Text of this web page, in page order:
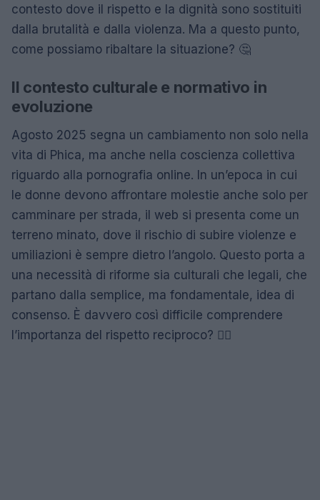
contesto dove il rispetto e la dignità sono sostituiti
dalla brutalità e dalla violenza. Ma a questo punto,
come possiamo ribaltare la situazione? 🤔
Il contesto culturale e normativo in
evoluzione
Agosto 2025 segna un cambiamento non solo nella
vita di Phica, ma anche nella coscienza collettiva
riguardo alla pornografia online. In un’epoca in cui
le donne devono affrontare molestie anche solo per
camminare per strada, il web si presenta come un
terreno minato, dove il rischio di subire violenze e
umiliazioni è sempre dietro l’angolo. Questo porta a
una necessità di riforme sia culturali che legali, che
partano dalla semplice, ma fondamentale, idea di
consenso. È davvero così difficile comprendere
l’importanza del rispetto reciproco? 🤷‍♀️